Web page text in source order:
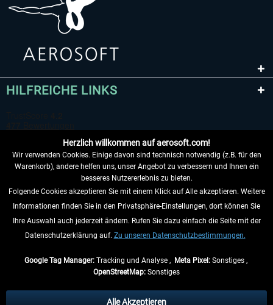
HILFREICHE LINKS
VERTRAG WIDERRUFEN
INFORMATIONEN
anders beschrieben.
Herzlich willkommen auf aerosoft.com!
Wir verwenden Cookies. Einige davon sind technisch notwendig (z.B. für den
Warenkorb), andere helfen uns, unser Angebot zu verbessern und Ihnen ein
besseres Nutzererlebnis zu bieten.
Folgende Cookies akzeptieren Sie mit einem Klick auf Alle akzeptieren. Weitere
Informationen finden Sie in den Privatsphäre-Einstellungen, dort können Sie
Ihre Auswahl auch jederzeit ändern. Rufen Sie dazu einfach die Seite mit der
Datenschutzerklärung auf. Zu unseren Datenschutzbestimmungen.
Google Tag Manager:Tracking und Analyse , Meta Pixel:Sonstiges ,
OpenStreetMap: Sonstiges
Alle Akzeptieren